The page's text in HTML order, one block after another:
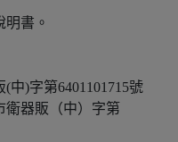
書。
)字第6401101715號
器販（中）字第